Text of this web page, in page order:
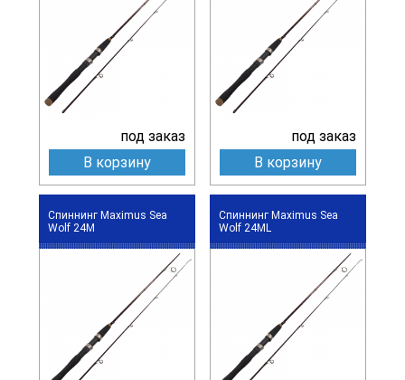
под заказ
В корзину
под заказ
В корзину
Спиннинг Maximus Sea
Wolf 24M
Спиннинг Maximus Sea
Wolf 24ML